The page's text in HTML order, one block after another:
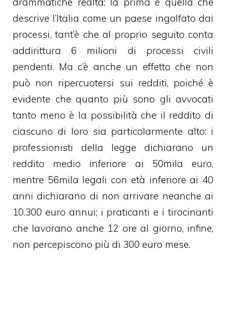
descrive l’Italia come un paese ingolfato dai
processi, tant’è che al proprio seguito conta
addirittura 6 milioni di processi civili
pendenti. Ma c’è anche un effetto che non
può non ripercuotersi sui redditi, poiché è
evidente che quanto più sono gli avvocati
tanto meno è la possibilità che il reddito di
ciascuno di loro sia particolarmente alto: i
professionisti della legge dichiarano un
reddito medio inferiore ai 50mila euro,
mentre 56mila legali con età inferiore ai 40
anni dichiarano di non arrivare neanche ai
10.300 euro annui; i praticanti e i tirocinanti
che lavorano anche 12 ore al giorno, infine,
non percepiscono più di 300 euro mese.